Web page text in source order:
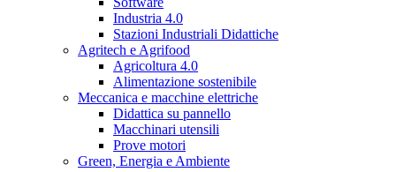
Industria 4.0
Stazioni Industriali Didattiche
Agritech e Agrifood
Agricoltura 4.0
Alimentazione sostenibile
Meccanica e macchine elettriche
Didattica su pannello
Macchinari utensili
Prove motori
Green, Energia e Ambiente